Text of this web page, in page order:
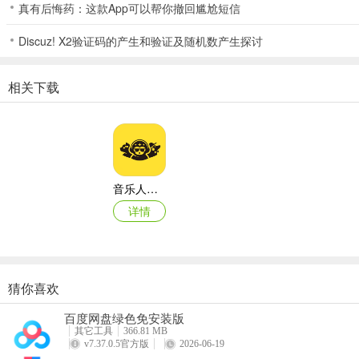
1、得到1-2年资深制作人老师“1V1”的辅导，让你的能力提升，具备市
3、为你提供更多定制化的创作机会，提高知名度。
4、深度挖掘创作者IP的商业价值，拓展广告收益。
5、媒体资源拓展、运营，策划音乐人活动，塑造行业影响力。
2、可以在视频课程中发表自己的评论，与其他学习用户或专业教师互
3、帮助用户学习许多流行音乐专业化的必修课，如示唱等、作词、作
真有后悔药：这款App可以帮你撤回尴尬短信
Discuz! X2验证码的产生和验证及随机数产生探讨
相关下载
音乐人星球app
详情
猜你喜欢
百度网盘绿色免安装版
其它工具
366.81 MB
v7.37.0.5官方版
2026-06-19